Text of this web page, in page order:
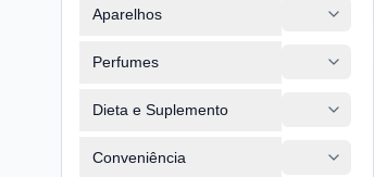
Aparelhos
Perfumes
Dieta e Suplemento
Conveniência